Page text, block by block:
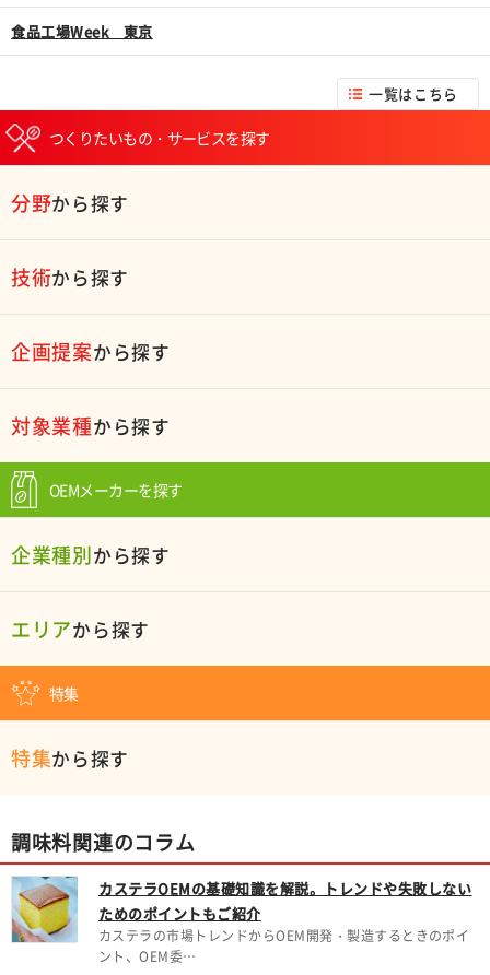
食品工場Week 東京
一覧はこちら
つくりたいもの・サービスを探す
分野から探す
技術から探す
企画提案から探す
対象業種から探す
OEMメーカーを探す
企業種別から探す
エリアから探す
特集
特集から探す
調味料関連のコラム
カステラOEMの基礎知識を解説。トレンドや失敗しない
ためのポイントもご紹介
カステラの市場トレンドからOEM開発・製造するときのポイ
ント、OEM委…